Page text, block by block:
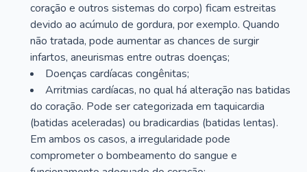
coração e outros sistemas do corpo) ficam estreitas
devido ao acúmulo de gordura, por exemplo. Quando
não tratada, pode aumentar as chances de surgir
infartos, aneurismas entre outras doenças;
Doenças cardíacas congênitas;
Arritmias cardíacas, no qual há alteração nas batidas
do coração. Pode ser categorizada em taquicardia
(batidas aceleradas) ou bradicardias (batidas lentas).
Em ambos os casos, a irregularidade pode
comprometer o bombeamento do sangue e